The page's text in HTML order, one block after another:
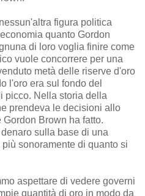
figura politica
quanto Gordon
di loro voglia finire come
vuole concorrere per una
metà delle riserve d'oro
l'oro era sul fondo del
picco. Nella storia della
prendeva le decisioni allo
Brown ha fatto.
sulla base di una
sonoramente di quanto si
aspettare di vedere governi
quantità di oro in modo da